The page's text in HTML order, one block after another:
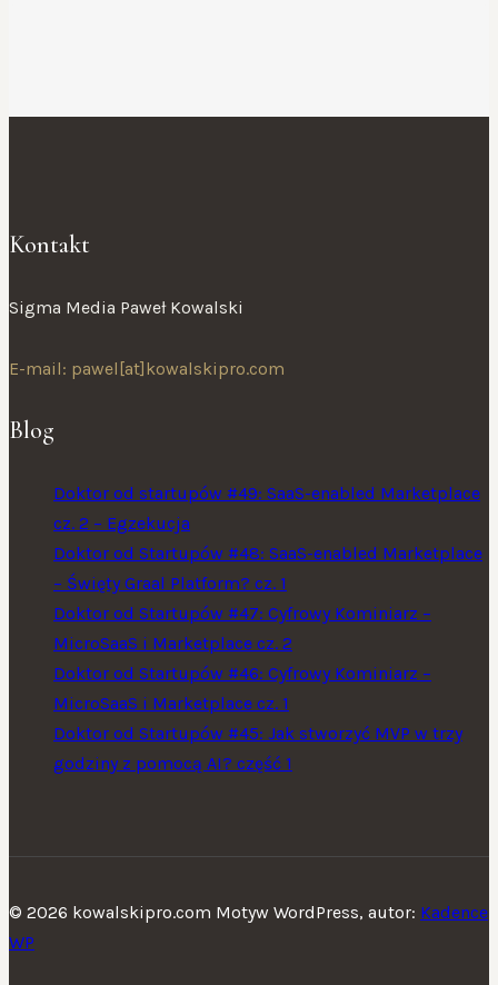
Kontakt
Sigma Media Paweł Kowalski
E-mail: pawel[at]kowalskipro.com
Blog
Doktor od startupów #49: SaaS-enabled Marketplace
cz. 2 – Egzekucja
Doktor od Startupów #48: SaaS-enabled Marketplace
– Święty Graal Platform? cz. 1
Doktor od Startupów #47: Cyfrowy Kominiarz –
MicroSaaS i Marketplace cz. 2
Doktor od Startupów #46: Cyfrowy Kominiarz –
MicroSaaS i Marketplace cz. 1
Doktor od Startupów #45: Jak stworzyć MVP w trzy
godziny z pomocą AI? część 1
© 2026 kowalskipro.com Motyw WordPress, autor: Kadence
WP